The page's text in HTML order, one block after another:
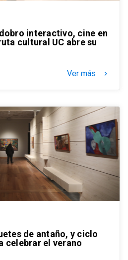
interactivo, cine en
cultural UC abre su
Ver más keyboard_arrow_right
de antaño, y ciclo
celebrar el verano